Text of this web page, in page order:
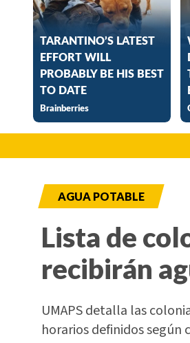
AGUA POTABLE
Lista de
recibirán
UMAPS detalla las
horarios definidos según